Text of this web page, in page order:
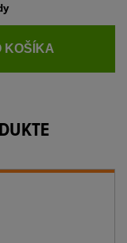
KOŠÍKA